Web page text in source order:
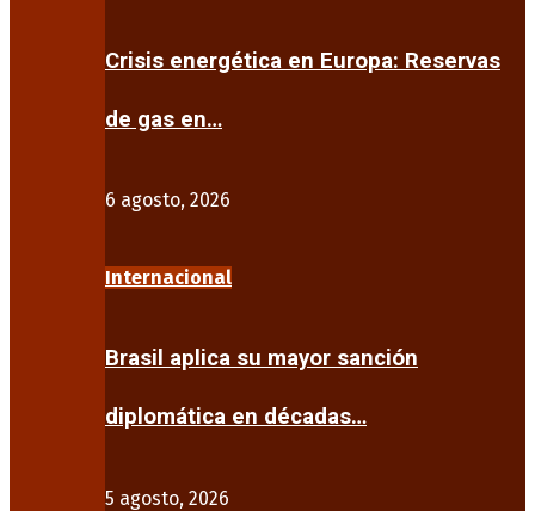
Crisis energética en Europa: Reservas
de gas en…
6 agosto, 2026
Internacional
Brasil aplica su mayor sanción
diplomática en décadas…
5 agosto, 2026